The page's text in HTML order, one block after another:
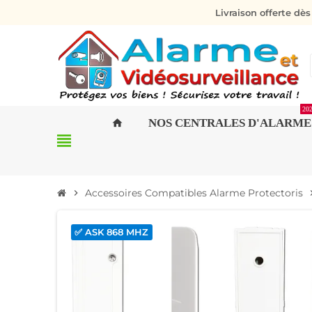
Livraison offerte
view_headline
home NOS CENTRALES D'ALARME
chevron_right Accessoires Compatibles Alarme Protectoris
✅ ASK 868 MHZ